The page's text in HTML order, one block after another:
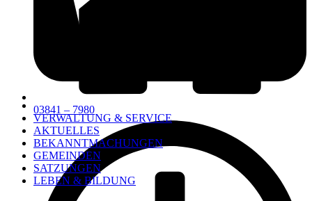
03841 – 7980
VERWALTUNG & SERVICE
AKTUELLES
BEKANNTMACHUNGEN
GEMEINDEN
SATZUNGEN
LEBEN & BILDUNG